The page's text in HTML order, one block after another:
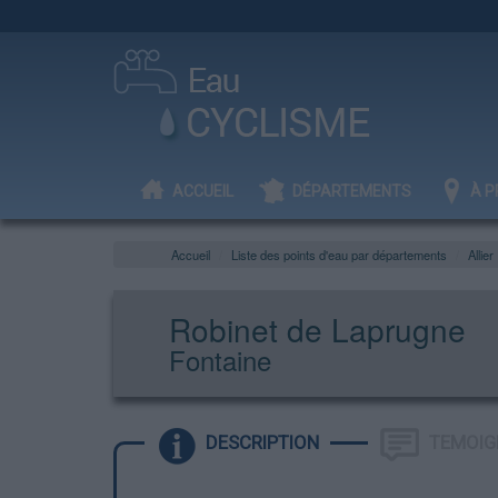
ACCUEIL DÉPARTEMENTS À
Accueil Liste des points d'eau par départements Allier
Robinet de Laprugne
Fontaine
DESCRIPTION